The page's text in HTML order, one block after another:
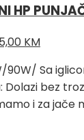
HP
KM.
KMTrenutna
je:
35,00
90W/ Sa
Dolazi bez
i za jače